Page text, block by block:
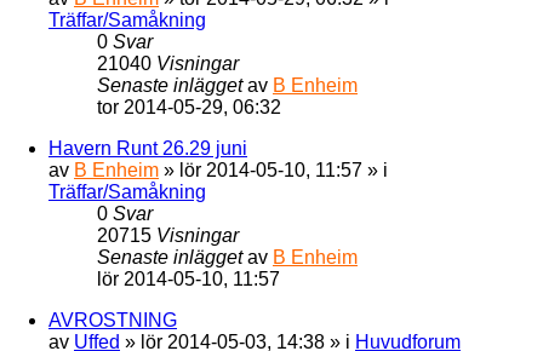
Träffar/Samåkning
0 Svar
21040 Visningar
Senaste inläggetav B Enheim
tor 2014-05-29, 06:32
Havern Runt 26.29 juni
av B Enheim » lör 2014-05-10, 11:57 » i
Träffar/Samåkning
0 Svar
20715 Visningar
Senaste inläggetav B Enheim
lör 2014-05-10, 11:57
AVROSTNING
av Uffed » lör 2014-05-03, 14:38 » i Huvudforum